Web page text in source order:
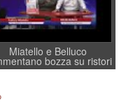
Miatello e Belluco
bozza su ristori
BPVi e Veneto Banca